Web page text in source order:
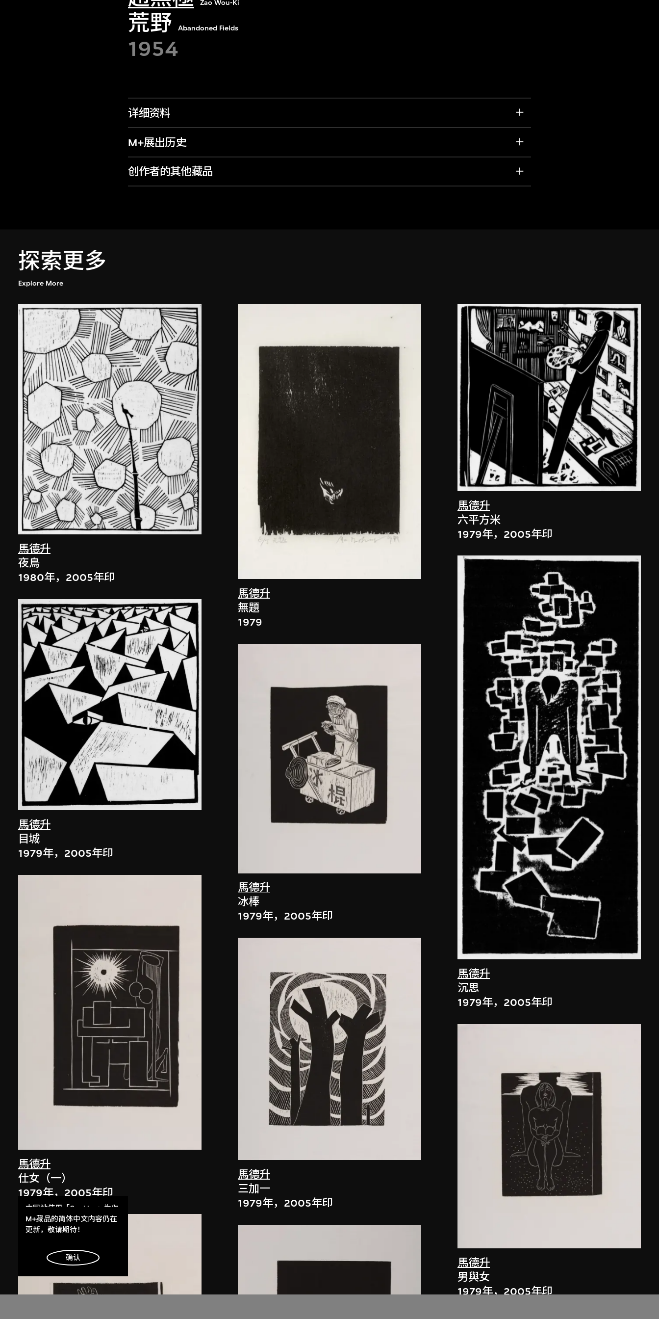
Zao Wou-Ki
荒野 Abandoned Fields
1954
详细资料
M+展出历史
创作者的其他藏品
探索更多
Explore More
馬德升
夜鳥
1980年，2005年印
馬德升
目城
1979年，2005年印
馬德升
仕女（一）
1979年，2005年印
馬德升
無題
1979
馬德升
冰棒
1979年，2005年印
馬德升
三加一
1979年，2005年印
馬德升
六平方米
1979年，2005年印
馬德升
沉思
1979年，2005年印
馬德升
男與女
1979年，2005年印
本网站使用「Cookies」为你
提供最好的网站体验。
了解更多
明白
M+藏品的简体中文内容仍在
更新，敬请期待！
确认